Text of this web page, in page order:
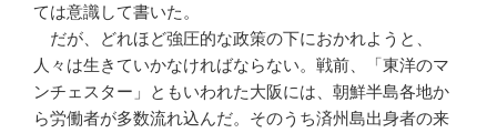
ては意識して書いた。
だが、どれほど強圧的な政策の下におかれようと、
人々は生きていかなければならない。戦前、「東洋のマ
ンチェスター」ともいわれた大阪には、朝鮮半島各地か
ら労働者が多数流れ込んだ。そのうち済州島出身者の来